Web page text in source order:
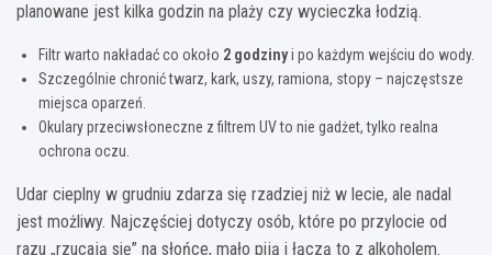
planowane jest kilka godzin na plaży czy wycieczka łodzią.
Filtr warto nakładać co około 2 godzinyi po każdym wejściu do wody.
Szczególnie chronić twarz, kark, uszy, ramiona, stopy – najczęstsze
miejsca oparzeń.
Okulary przeciwsłoneczne z filtrem UV to nie gadżet, tylko realna
ochrona oczu.
Udar cieplny w grudniu zdarza się rzadziej niż w lecie, ale nadal
jest możliwy. Najczęściej dotyczy osób, które po przylocie od
razu „rzucają się” na słońce, mało piją i łączą to z alkoholem.